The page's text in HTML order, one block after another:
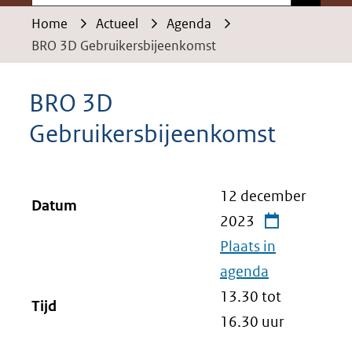
Home Actueel
Agenda
BRO 3D Gebruikersbijeenkomst
BRO 3D
Gebruikersbijeenkomst
Datum
12 december
2023
Plaats in
agenda
Tijd
13.30 tot
16.30 uur